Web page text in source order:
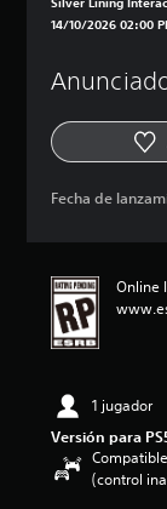
14/10/2026 02:00
Fecha de
Online
1 jugador
Versión para
(control